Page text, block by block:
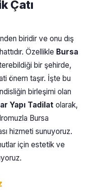
Çatı
biridir ve onu dış
Özellikle Bursa
bir şehirde,
önem taşır. İşte bu
birleşimi olan
Yapı Tadilat olarak,
Bursa
hizmeti sunuyoruz.
için estetik ve